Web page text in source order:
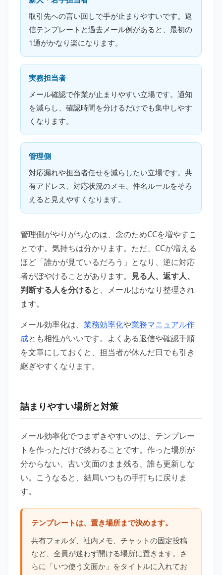
取引先への言い回しで手が止まりやすいです。返
信テンプレートと過去メール例があると、最初の
1通がかなり楽になります。
実務担当者
メール確認で作業が止まりやすい立場です。通知
を減らし、確認時間を分けるだけでも集中しやす
くなります。
管理側
対応漏れや担当者任せを減らしたい立場です。共
有アドレス、対応状況のメモ、件名ルールをそろ
えると見えやすくなります。
管理側がやりがちなのは、念のためCCを増やすこ
とです。気持ちは分かります。ただ、CCが増える
ほど「誰かが見ているだろう」となり、逆に対応
者がぼやけることがあります。 見る人、返す人、
判断する人を分けると、メールはかなり整理され
ます。
メール効率化は、 業務効率化や業務マニュアル作
成とも相性がいいです。よくある返信や確認手順
を文章にしておくと、担当者が休んだ日でも引き
継ぎやすくなります。
詰まりやすい場所と対策
メール効率化でつまずきやすいのは、テンプレー
トを作っただけで終わることです。作った場所が
分からない、古い文面のまま残る、誰も更新しな
い。こうなると、結局いつもの手打ちに戻りま
す。
テンプレートは、置き場所まで決めます。
共有フォルダ、社内メモ、チャットの固定投稿
など、全員が迷わず開ける場所に置きます。さ
らに「いつ使う文面か」をタイトルに入れてお